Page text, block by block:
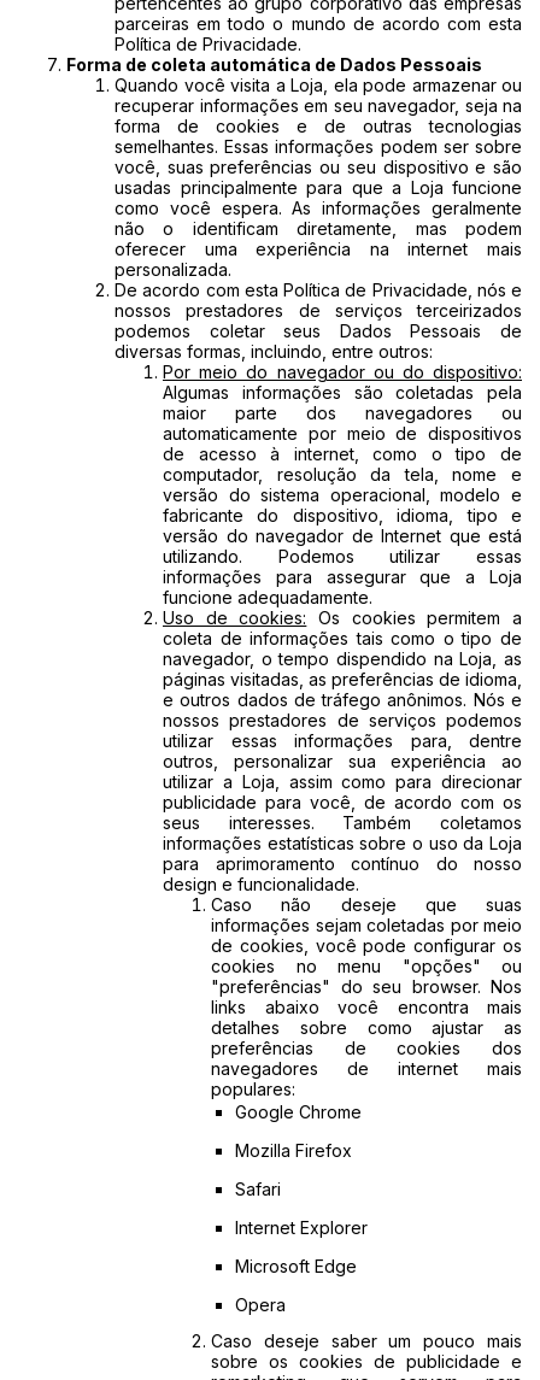
parceiras em todo o mundo de acordo com esta
Política de Privacidade.
Forma de coleta automática de Dados Pessoais
Quando você visita a Loja, ela pode armazenar ou
recuperar informações em seu navegador, seja na
forma de cookies e de outras tecnologias
semelhantes. Essas informações podem ser sobre
você, suas preferências ou seu dispositivo e são
usadas principalmente para que a Loja funcione
como você espera. As informações geralmente
não o identificam diretamente, mas podem
oferecer uma experiência na internet mais
personalizada.
De acordo com esta Política de Privacidade, nós e
nossos prestadores de serviços terceirizados
podemos coletar seus Dados Pessoais de
diversas formas, incluindo, entre outros:
Por meio do navegador ou do dispositivo:
Algumas informações são coletadas pela
maior parte dos navegadores ou
automaticamente por meio de dispositivos
de acesso à internet, como o tipo de
computador, resolução da tela, nome e
versão do sistema operacional, modelo e
fabricante do dispositivo, idioma, tipo e
versão do navegador de Internet que está
utilizando. Podemos utilizar essas
informações para assegurar que a Loja
funcione adequadamente.
Uso de cookies: Os cookies permitem a
coleta de informações tais como o tipo de
navegador, o tempo dispendido na Loja, as
páginas visitadas, as preferências de idioma,
e outros dados de tráfego anônimos. Nós e
nossos prestadores de serviços podemos
utilizar essas informações para, dentre
outros, personalizar sua experiência ao
utilizar a Loja, assim como para direcionar
publicidade para você, de acordo com os
seus interesses. Também coletamos
informações estatísticas sobre o uso da Loja
para aprimoramento contínuo do nosso
design e funcionalidade.
Caso não deseje que suas
informações sejam coletadas por meio
de cookies, você pode configurar os
cookies no menu "opções" ou
"preferências" do seu browser. Nos
links abaixo você encontra mais
detalhes sobre como ajustar as
preferências de cookies dos
navegadores de internet mais
populares:
Google Chrome
Mozilla Firefox
Safari
Internet Explorer
Microsoft Edge
Opera
Caso deseje saber um pouco mais
sobre os cookies de publicidade e